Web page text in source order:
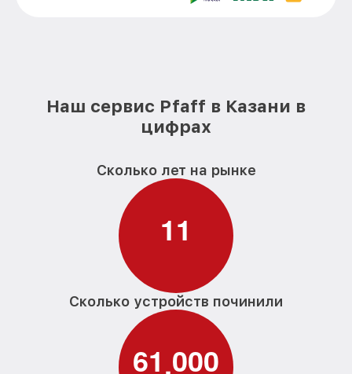
Наш сервис Pfaff в Казани в
цифрах
Сколько лет на рынке
11
Сколько устройств починили
61,000